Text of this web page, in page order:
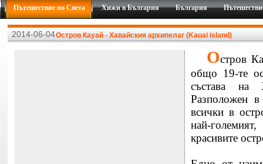
Пътешествие по Света Хижи в България България
2014-06-04Остров Кауай - Хавайския архипелаг (Kauai island)
Остров
общо 19-те
състава на
Разположен в
всички в
най-
красивите